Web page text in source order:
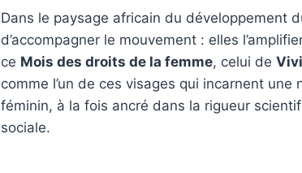
Dans le paysage africain du développement
d’accompagner le mouvement : elles
ce Mois des droits de la femme, celui de
comme l’un de ces visages qui incarnent
féminin, à la fois ancré dans la rigueur
sociale.